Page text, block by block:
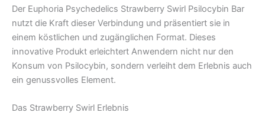
Der Euphoria Psychedelics Strawberry Swirl Psilocybin Bar
nutzt die Kraft dieser Verbindung und präsentiert sie in
einem köstlichen und zugänglichen Format. Dieses
innovative Produkt erleichtert Anwendern nicht nur den
Konsum von Psilocybin, sondern verleiht dem Erlebnis auch
ein genussvolles Element.
Das Strawberry Swirl Erlebnis